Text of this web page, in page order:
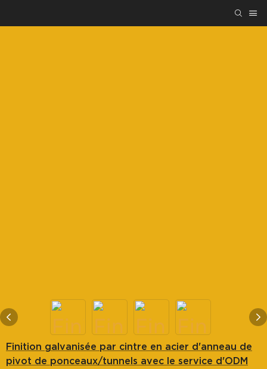
Finition galvanisée par cintre en acier d'anneau de
pivot de ponceaux/tunnels avec le service d'ODM